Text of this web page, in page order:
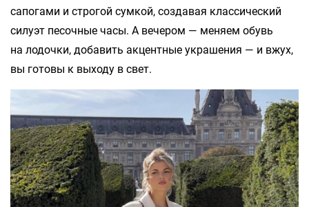
сапогами и строгой сумкой, создавая классический
силуэт песочные часы. А вечером — меняем обувь
на лодочки, добавить акцентные украшения — и вжух,
вы готовы к выходу в свет.